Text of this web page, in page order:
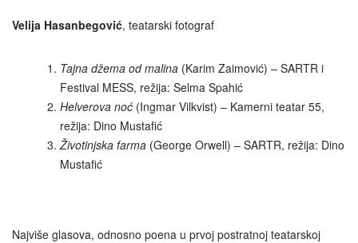
Velija Hasanbegović, teatarski fotograf
Tajna džema od malina (Karim Zaimović) – SARTR i
Festival MESS, režija: Selma Spahić
Helverova noć (Ingmar Vilkvist) – Kamerni teatar 55,
režija: Dino Mustafić
Životinjska farma (George Orwell) – SARTR, režija: Dino
Mustafić
Najviše glasova, odnosno poena u prvoj postratnoj teatarskoj